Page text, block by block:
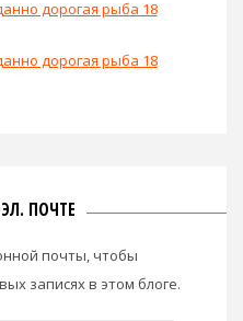
дорогая рыба 18
дорогая рыба 18
ПОЧТЕ
почты, чтобы
записях в этом блоге.